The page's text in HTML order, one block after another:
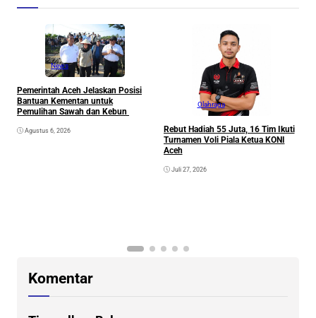
News
Pemerintah Aceh Jelaskan Posisi
Bantuan Kementan untuk
Pemulihan Sawah dan Kebun
Agustus 6, 2026
Olahraga
Rebut Hadiah 55 Juta, 16 Tim Ikuti
Turnamen Voli Piala Ketua KONI
Aceh
Juli 27, 2026
Komentar